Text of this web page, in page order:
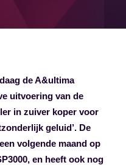
de A&ultima
uitvoering van de
in zuiver koper voor
geluid’. De
volgende maand op
en heeft ook nog